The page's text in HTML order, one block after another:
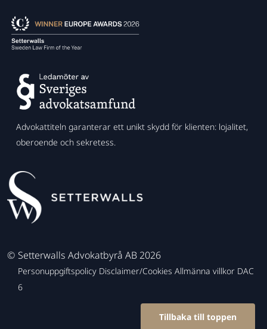
Advokattiteln garanterar ett unikt skydd för klienten: lojalitet,
oberoende och sekretess.
© Setterwalls Advokatbyrå AB 2026
Personuppgiftspolicy Disclaimer/Cookies Allmänna villkor DAC
6
Tillbaka till toppen